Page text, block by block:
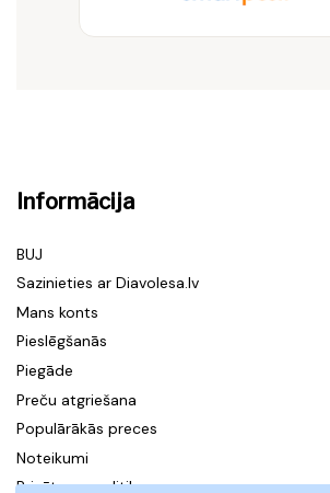
Informācija
BUJ
Sazinieties ar Diavolesa.lv
Mans konts
Pieslēgšanās
Piegāde
Preču atgriešana
Populārākās preces
Noteikumi
Privātuma politika